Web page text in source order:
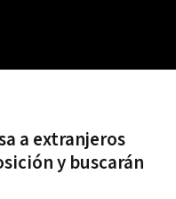
a extranjeros
y buscarán